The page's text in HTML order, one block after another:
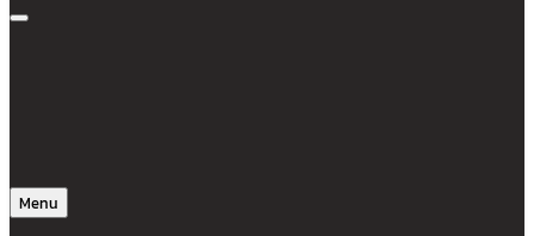
สงขลาโฟกัส
ติดตามข่าวสาร ภาคใต้ หาดใหญ่และสงขลา จากสำนักข่าวโฟกัส
Menu